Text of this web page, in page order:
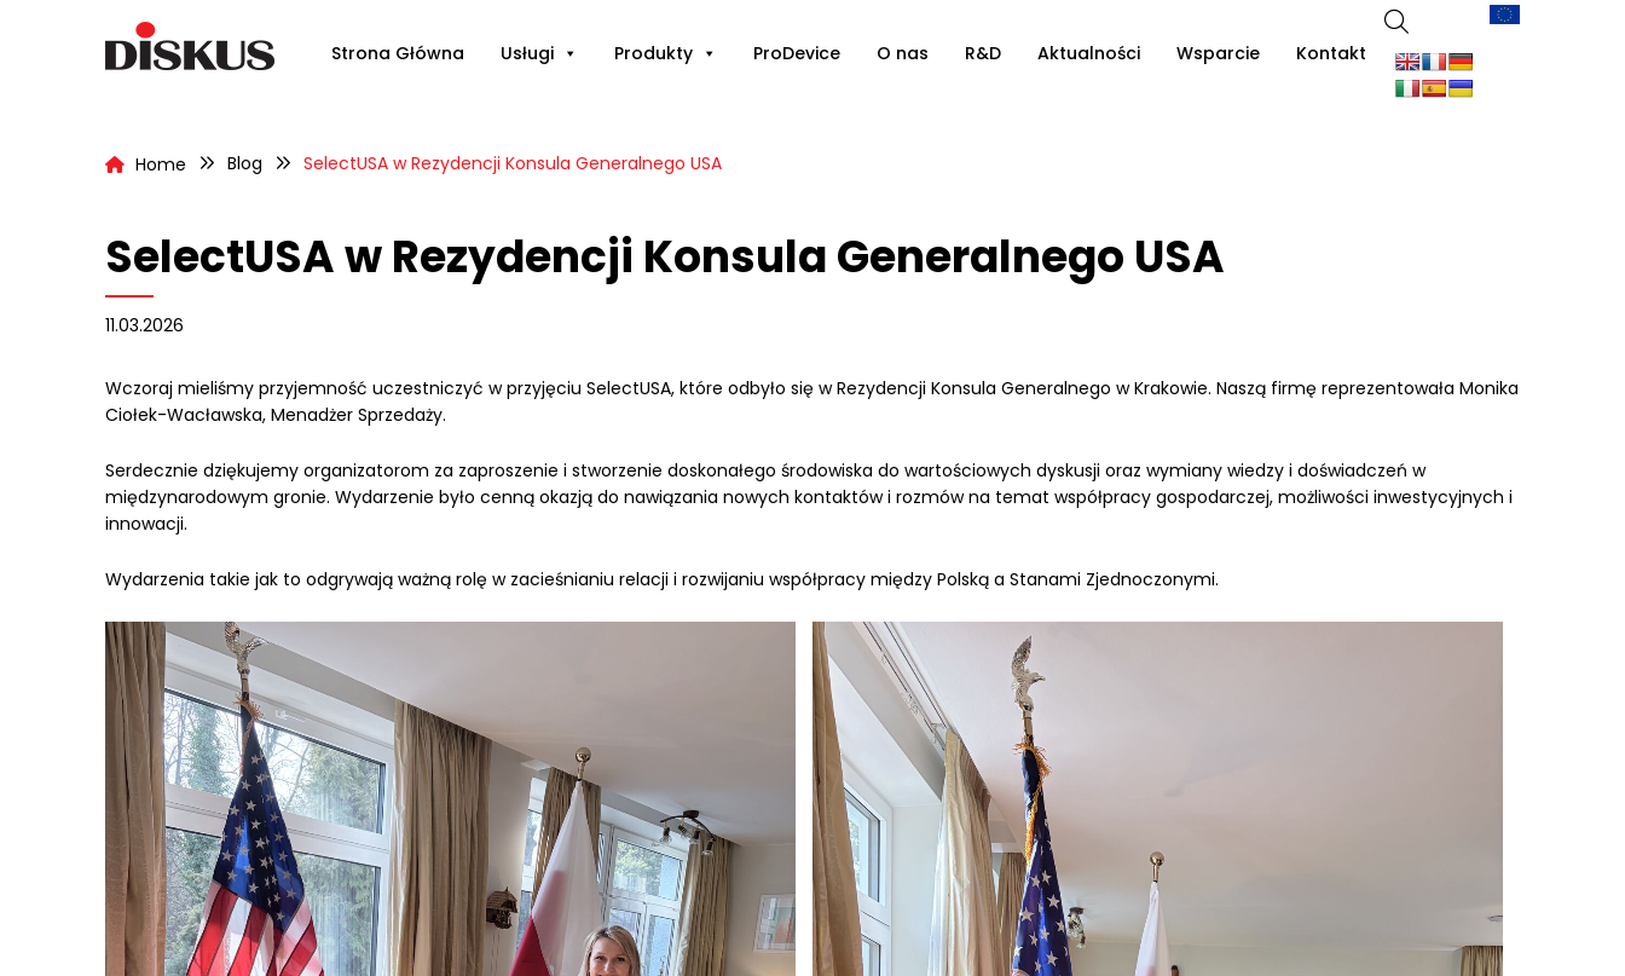
Strona Główna Usługi Produkty ProDevice O nas R&D Aktualności Wsparcie Kontakt
Home Blog SelectUSA w Rezydencji Konsula Generalnego USA
SelectUSA w Rezydencji Konsula Generalnego USA
11.03.2026
Wczoraj mieliśmy przyjemność uczestniczyć w przyjęciu SelectUSA, które odbyło się w Rezydencji Konsula Generalnego w Krakowie. Naszą firmę reprezentowała Monika
Ciołek-Wacławska, Menadżer Sprzedaży.
Serdecznie dziękujemy organizatorom za zaproszenie i stworzenie doskonałego środowiska do wartościowych dyskusji oraz wymiany wiedzy i doświadczeń w
międzynarodowym gronie. Wydarzenie było cenną okazją do nawiązania nowych kontaktów i rozmów na temat współpracy gospodarczej, możliwości inwestycyjnych i
innowacji.
Wydarzenia takie jak to odgrywają ważną rolę w zacieśnianiu relacji i rozwijaniu współpracy między Polską a Stanami Zjednoczonymi.